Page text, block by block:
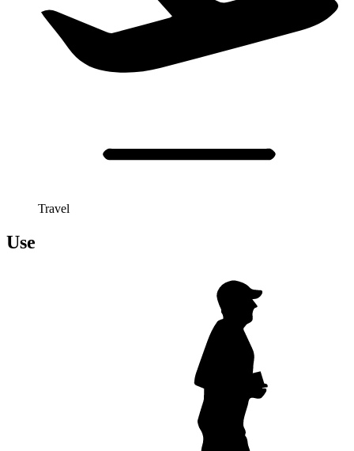
Travel
Use